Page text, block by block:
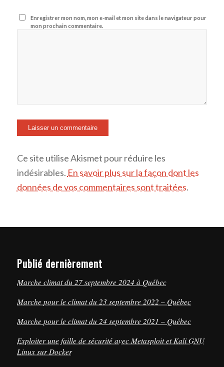
Enregistrer mon nom, mon e-mail et mon site dans le navigateur pour
mon prochain commentaire.
Ce site utilise Akismet pour réduire les
indésirables. En savoir plus sur la façon dont les
données de vos commentaires sont traitées.
Publié dernièrement
Marche climat du 27 septembre 2024 à Québec
Marche pour le climat du 23 septembre 2022 – Québec
Marche pour le climat du 24 septembre 2021 – Québec
Exploiter une faille de sécurité avec Metasploit et Kali GNU
Linux sur Docker